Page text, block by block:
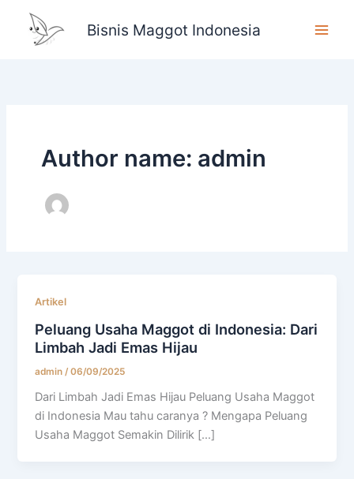
konten
Bisnis Maggot Indonesia
Author name: admin
Artikel
Peluang Usaha Maggot di Indonesia: Dari
Limbah Jadi Emas Hijau
admin /06/09/2025
Dari Limbah Jadi Emas Hijau Peluang Usaha Maggot
di Indonesia Mau tahu caranya ? Mengapa Peluang
Usaha Maggot Semakin Dilirik […]